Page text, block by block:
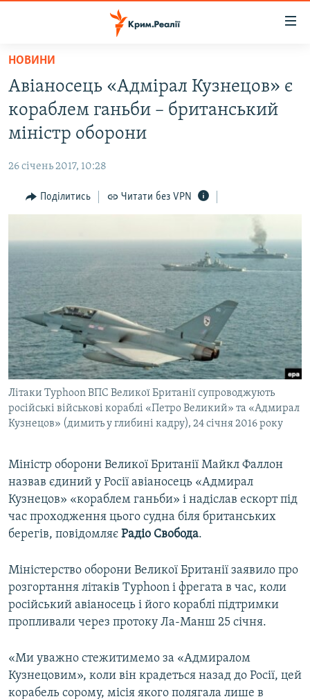
Перейти
основного
матеріалу
Перейти
до
основної
Перейти
до
ВОДА.КРИМ
ВІДЕО ТА ФОТО
БЛОГИ
ПОГЛЯД
ВСЕ ЗА ДЕНЬ
СПЕЦПРОЕКТИ
ДЕПОРТАЦІЯ
ВІДЕОУРОКИ «ELIFBE»
СВІДЧЕННЯ ОКУПАЦІЇ
УКРАЇНСЬКА ПРОБЛЕМА КРИМУ
ІНФОГРАФІКА
ЯК ОБІЙТИ БЛОКУВАННЯ
Русский
Qırımtatar
ДОЛУЧАЙСЯ!
Усі сайти RFE/RL
НОВИНИ
Авіаносець «Адмірал Кузнецов» є
кораблем ганьби – британський
міністр оборони
26 січень 2017, 10:28
Поділитись Читати без VPN
Літаки Typhoon ВПС Великої Британії супроводжують
російські військові кораблі «Петро Великий» та «Адмирал
Кузнецов» (димить у глибині кадру), 24 січня 2016 року
Міністр оборони Великої Британії Майкл Фаллон
назвав єдиний у Росії авіаносець «Адмирал
Кузнецов» «кораблем ганьби» і надіслав ескорт під
час проходження цього судна біля британських
берегів, повідомляє Радіо Свобода.
Міністерство оборони Великої Британії заявило про
розгортання літаків Typhoon і фрегата в час, коли
російський авіаносець і його кораблі підтримки
пропливали через протоку Ла-Манш 25 січня.
«Ми уважно стежитимемо за «Адмиралом
Кузнецовим», коли він крадеться назад до Росії, цей
корабель сорому, місія якого полягала лише в